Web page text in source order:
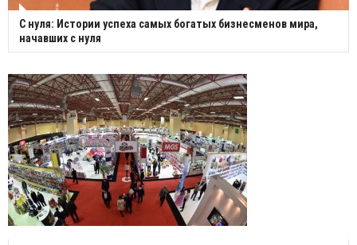
С нуля: Истории успеха самых богатых бизнесменов мира,
начавших с нуля